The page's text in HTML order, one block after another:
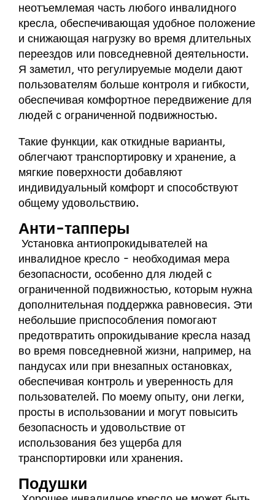
неотъемлемая часть любого инвалидного
кресла, обеспечивающая удобное положение
и снижающая нагрузку во время длительных
переездов или повседневной деятельности.
Я заметил, что регулируемые модели дают
пользователям больше контроля и гибкости,
обеспечивая комфортное передвижение для
людей с ограниченной подвижностью.
Такие функции, как откидные варианты,
облегчают транспортировку и хранение, а
мягкие поверхности добавляют
индивидуальный комфорт и способствуют
общему удовольствию.
Анти-тапперы
Установка антиопрокидывателей на
инвалидное кресло - необходимая мера
безопасности, особенно для людей с
ограниченной подвижностью, которым нужна
дополнительная поддержка равновесия. Эти
небольшие приспособления помогают
предотвратить опрокидывание кресла назад
во время повседневной жизни, например, на
пандусах или при внезапных остановках,
обеспечивая контроль и уверенность для
пользователей. По моему опыту, они легки,
просты в использовании и могут повысить
безопасность и удовольствие от
использования без ущерба для
транспортировки или хранения.
Подушки